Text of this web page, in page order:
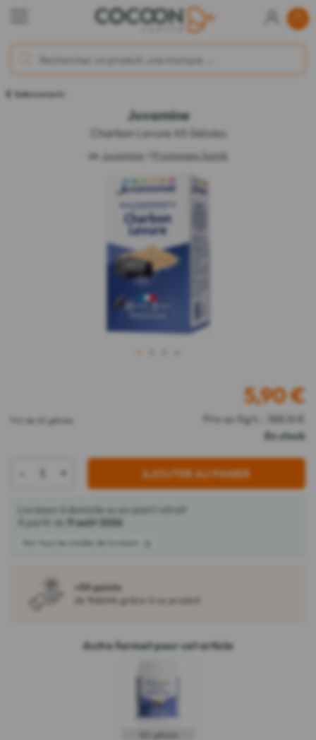
Ballonnements
Juvamine
Charbon Levure 45 Gélules
de Juvamine Promesses Santé
1
Pot de 45 gélules
5,90€
Prix au Kg/L : 388,16 €
En stock
+ AJOUTER AU PANIER
Livraison à domicile ou en point retrait
À partir du
11 août 2026
Voir tous les modes de livraison
+59 points
de fidélité grâce à ce produit
Autre format pour cet article
120 gélules